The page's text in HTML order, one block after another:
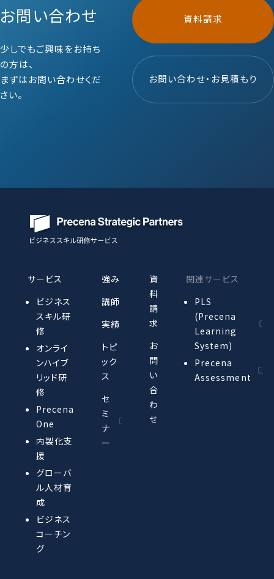
お問い合わせ
少しでもご興味をお持ち
の方は、
まずはお問い合わせくだ
さい。
資料請求
お問い合わせ・お見積もり
サービス
ビジネス
スキル研
修
オンライ
ンハイブ
リッド研
修
Precena
One
内製化支
援
グローバ
ル人材育
成
ビジネス
コーチン
グ
強み
講師
実績
トピ
ック
ス
セ
ミ
ナ
ー
資
料
請
求
お
問
い
合
わ
せ
関連サービス
PLS
(Precena
Learning
System)
Precena
Assessment